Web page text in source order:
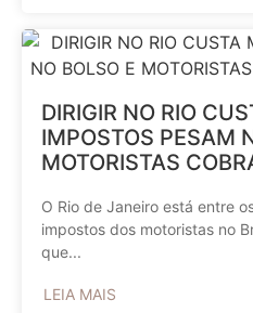
DIRIGIR NO RIO
IMPOSTOS PESAM
MOTORISTAS
O Rio de Janeiro está entre
impostos dos motoristas no
que...
LEIA MAIS